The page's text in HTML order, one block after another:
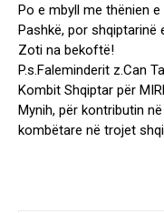
Po e mbyll me thënien
Pashkë, por shqiptarinë
Zoti na bekoftë!
P.s.Faleminderit z.Can
Kombit Shqiptar për
Mynih, për kontributin
kombëtare në trojet